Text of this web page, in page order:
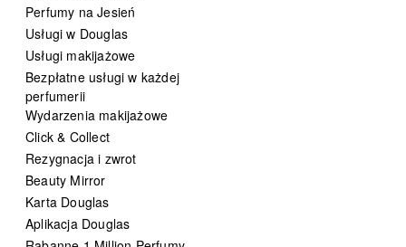
Perfumy na Jesień
Usługi w Douglas
Usługi makijażowe
Bezpłatne usługi w każdej
perfumerii
Wydarzenia makijażowe
Click & Collect
Rezygnacja i zwrot
Beauty Mirror
Karta Douglas
Aplikacja Douglas